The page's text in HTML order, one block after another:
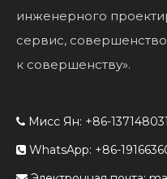
инженерного
сервис,
к совершенству».
 Мисс Ян: +86-
 WhatsApp: +86-